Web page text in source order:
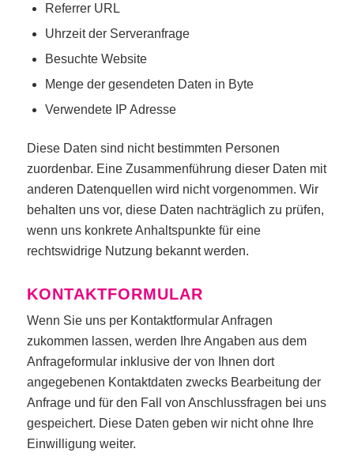
Referrer URL
Uhrzeit der Serveranfrage
Besuchte Website
Menge der gesendeten Daten in Byte
Verwendete IP Adresse
Diese Daten sind nicht bestimmten Personen
zuordenbar. Eine Zusammenführung dieser Daten mit
anderen Datenquellen wird nicht vorgenommen. Wir
behalten uns vor, diese Daten nachträglich zu prüfen,
wenn uns konkrete Anhaltspunkte für eine
rechtswidrige Nutzung bekannt werden.
KONTAKTFORMULAR
Wenn Sie uns per Kontaktformular Anfragen
zukommen lassen, werden Ihre Angaben aus dem
Anfrageformular inklusive der von Ihnen dort
angegebenen Kontaktdaten zwecks Bearbeitung der
Anfrage und für den Fall von Anschlussfragen bei uns
gespeichert. Diese Daten geben wir nicht ohne Ihre
Einwilligung weiter.